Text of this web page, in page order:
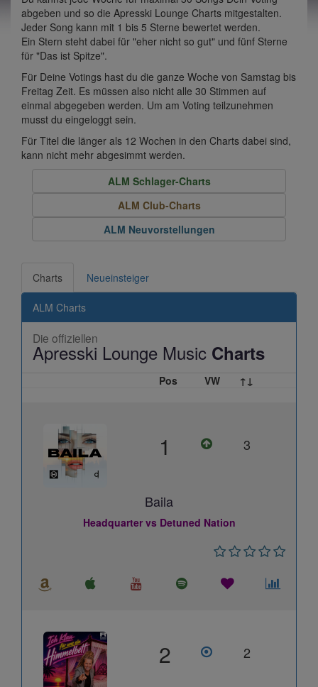
abgeben und so die Apresski Lounge Charts mitgestalten.
Jeder Song kann mit 1 bis 5 Sterne bewertet werden.
Ein Stern steht dabei für "eher nicht so gut" und fünf Sterne
für "Das ist Spitze".
Für Deine Votings hast du die ganze Woche von Samstag bis
Freitag Zeit. Es müssen also nicht alle 30 Stimmen auf
einmal abgegeben werden. Um am Voting teilzunehmen
musst du eingeloggt sein.
Für Titel die länger als 12 Wochen in den Charts dabei sind,
kann nicht mehr abgesimmt werden.
ALM Schlager-Charts
ALM Club-Charts
ALM Neuvorstellungen
Charts Neueinsteiger
ALM Charts
Die offiziellen
Apresski Lounge Music Charts
Pos VW ↑↓
1 3
Baila
Headquarter vs Detuned Nation
2 2